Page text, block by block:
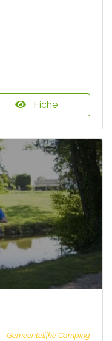
Fiche
Gemeentelijke Camping